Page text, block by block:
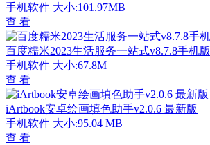
手机软件 大小:101.97MB
查 看
百度糯米2023生活服务一站式v8.7.8手机版
手机软件 大小:67.8M
查 看
iArtbook安卓绘画填色助手v2.0.6 最新版
手机软件 大小:95.04 MB
查 看